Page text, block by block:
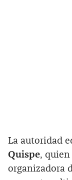
La autoridad
Quispe,
organizadora